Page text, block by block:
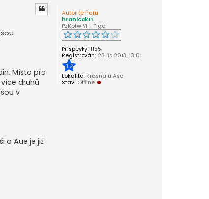
Autor tématu
hranicak11
PzKpfw VI - Tiger
Příspěvky: 1155
Registrován: 23 lis 2013, 13:01
12
Lokalita: Krásná u Aše
Stav: Offline
Místo pro
druhů
v
a Aue je již